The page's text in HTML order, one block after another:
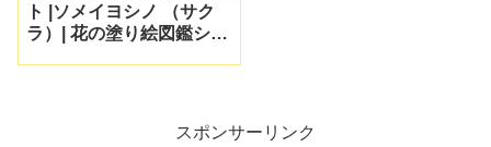
ト |ソメイヨシノ （サク
ラ）| 花の塗り絵図鑑シリ
スポンサーリンク